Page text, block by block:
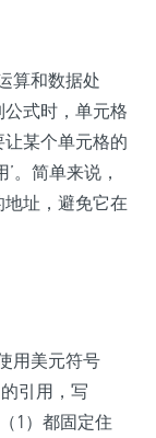
算和数据处
式时，单元格
某个单元格的
。简单来说，
址，避免它在
用美元符号
引用，写
1）都固定住